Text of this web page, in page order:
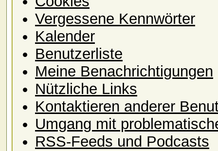
Vergessene Kennwörter
Kalender
Benutzerliste
Meine Benachrichtigungen
Nützliche Links
Kontaktieren anderer
Umgang mit
RSS-Feeds und Podcasts